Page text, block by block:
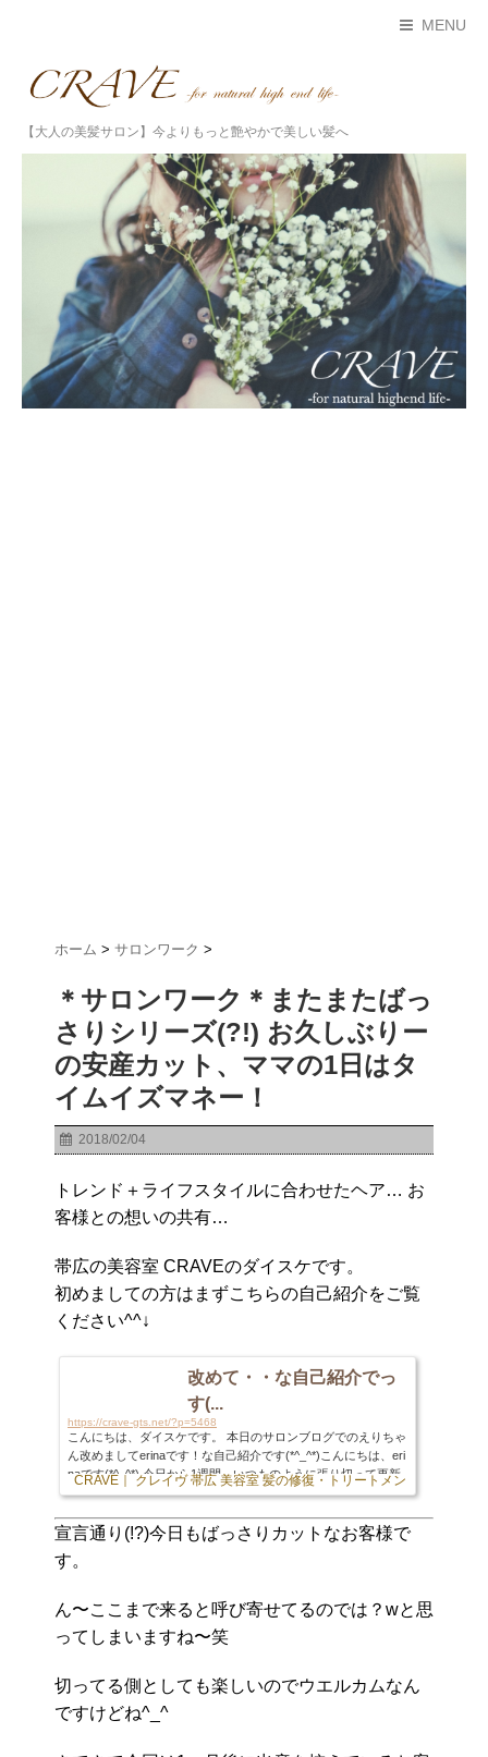
MENU
【大人の美髪サロン】今よりもっと艶やかで美しい髪へ
ホーム > サロンワーク >
＊サロンワーク＊またまたばっ
さりシリーズ(?!) お久しぶりー
の安産カット、ママの1日はタ
イムイズマネー！
2018/02/04
トレンド＋ライフスタイルに合わせたヘア… お
客様との想いの共有…
帯広の美容室 CRAVEのダイスケです。
初めましての方はまずこちらの自己紹介をご覧
ください^^↓
改めて・・な自己紹介でっ
す(...
https://crave-gts.net/?p=5468
こんにちは、ダイスケです。 本日のサロンブログでのえりちゃ
ん改めましてerinaです！な自己紹介です(*^_^*)こんにちは、eri
naです(*^_^*) 今日から1週間、いつものように張り切って更新
していきます！(´ー｀) 今となってはくれちゃんと1週間交代た
笑 1987年生まれで今年30歳の大台に乗ります…兎年と言うと
ぽいかもね笑」と言われます。ナンダソリャwお客様との会話
CRAVE｜ クレイヴ 帯広 美容室 髪の修復・トリートメント専門店
宣言通り(!?)今日もばっさりカットなお客様で
す。
ん〜ここまで来ると呼び寄せてるのでは？wと思
ってしまいますね〜笑
切ってる側としても楽しいのでウエルカムなん
ですけどね^_^